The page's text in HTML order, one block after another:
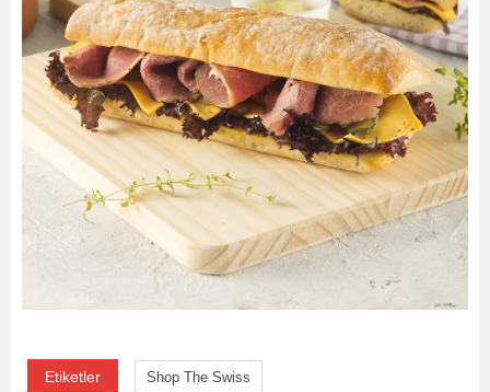
Etiketler Shop The Swiss